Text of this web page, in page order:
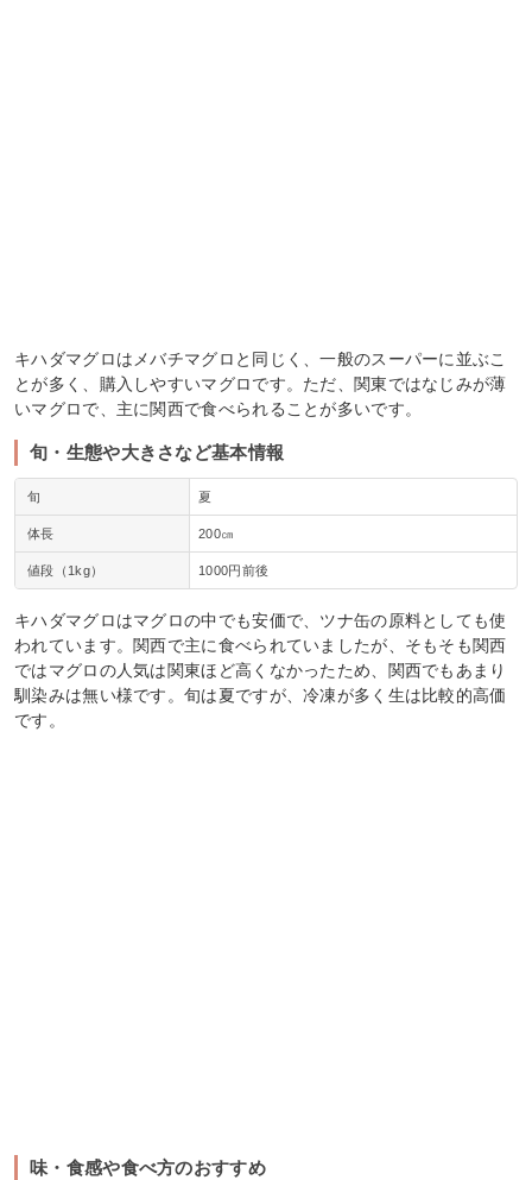
キハダマグロはメバチマグロと同じく、一般のスーパーに並ぶこ
とが多く、購入しやすいマグロです。ただ、関東ではなじみが薄
いマグロで、主に関西で食べられることが多いです。
旬・生態や大きさなど基本情報
旬 夏
体長 200㎝
値段（1kg） 1000円前後
キハダマグロはマグロの中でも安価で、ツナ缶の原料としても使
われています。関西で主に食べられていましたが、そもそも関西
ではマグロの人気は関東ほど高くなかったため、関西でもあまり
馴染みは無い様です。旬は夏ですが、冷凍が多く生は比較的高価
です。
味・食感や食べ方のおすすめ